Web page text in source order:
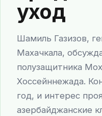
уход
Шамиль Газизов,
Махачкала,
полузащитника
Хоссейннежада.
год, и интерес
азербайджанские